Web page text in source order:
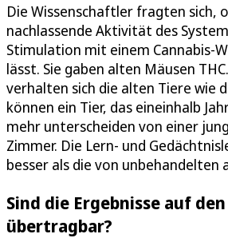
Die Wissenschaftler fragten sich,
nachlassende Aktivität des
Stimulation mit einem Cannabis-
lässt. Sie gaben alten Mäusen
verhalten sich die alten Tiere wie
können ein Tier, das eineinhalb
mehr unterscheiden von einer
Zimmer. Die Lern- und
besser als die von unbehandelten
Sind die Ergebnisse auf
übertragbar?